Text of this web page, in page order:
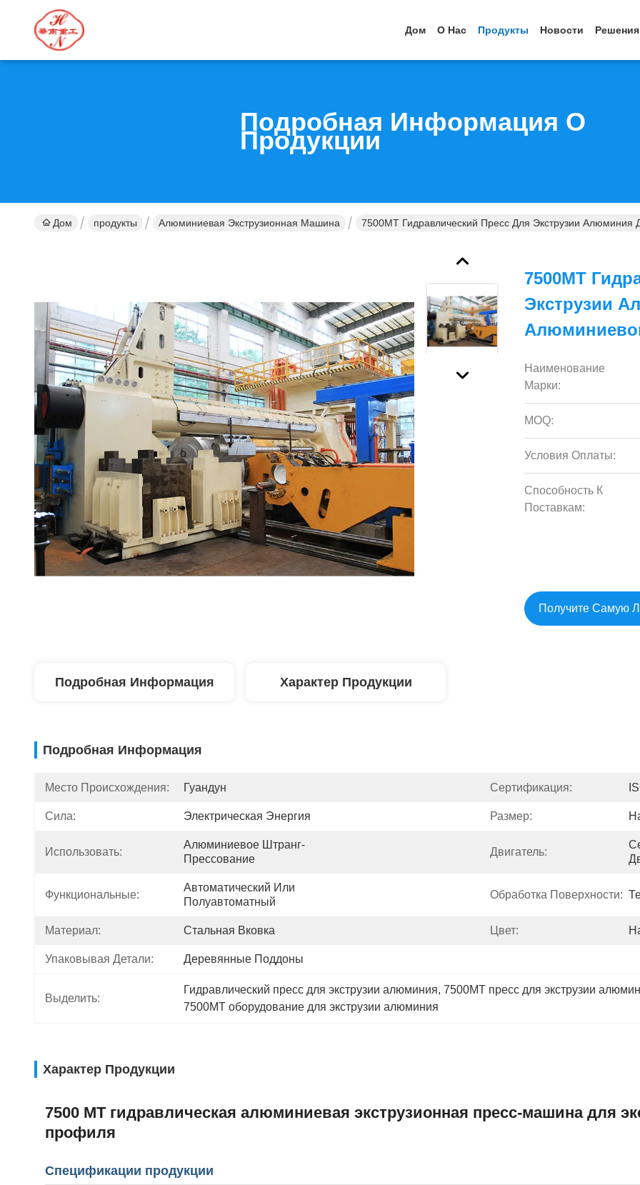
Дом О Нас Продукты Новости Решения
Подробная Информация О
Продукции
Дом продукты Алюминиевая Экструзионная Машина 7500MT Гидравлический Пресс Для Экструзии
7500MT
Экструзии
Наименование
Марки:
MOQ:
Условия Оплаты:
Способность К
Поставкам:
Получите Самую
Подробная Информация Характер Продукции
Подробная Информация
Место Происхождения: Гуандун Сертификация:
Сила: Электрическая Энергия Размер:
Использовать:
Алюминиевое Штранг-
Прессование
Двигатель:
Функциональные:
Автоматический Или
Полуавтоматный
Обработка Поверхности:
Материал: Стальная Вковка Цвет:
Упаковывая Детали: Деревянные Поддоны
Выделить:
Гидравлический пресс для экструзии алюминия, 7500MT пресс для экструзии
7500MT оборудование для экструзии алюминия
Характер Продукции
7500 МТ гидравлическая алюминиевая экструзионная пресс-машина для
профиля
Спецификации продукции